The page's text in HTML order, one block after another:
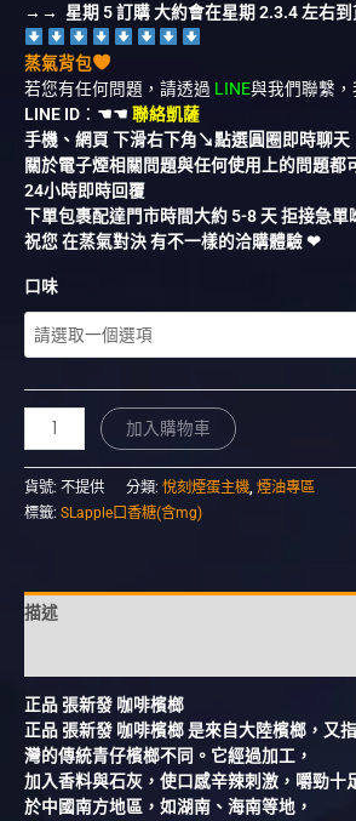
→→ 星期 5 訂購 大約會在星期 2.3.4 左右到
蒸氣背包
若您有任何問題，請透過 LINE與我們聯繫，
LINE ID ： ☚☚ 聯絡凱薩
手機、網頁 下滑右下角↘︎點選圓圈即時聊天
關於電子煙相關問題與任何使用上的問題都
24小時即時回覆
下單包裹配達門市時間大約 5-8 天 拒接急單
祝您 在蒸氣對決 有不一樣的洽購體驗 ❤︎
口味
加入購物車
貨號: 不提供 分類: 悅刻煙蛋主機 煙油專區
標籤: SLapple口香糖(含mg)
描述
正品 張新發 咖啡檳榔
正品 張新發 咖啡檳榔 是來自大陸檳榔，又
灣的傳統青仔檳榔不同。它經過加工，
加入香料與石灰，使口感辛辣刺激，嚼勁十
於中國南方地區，如湖南、海南等地，